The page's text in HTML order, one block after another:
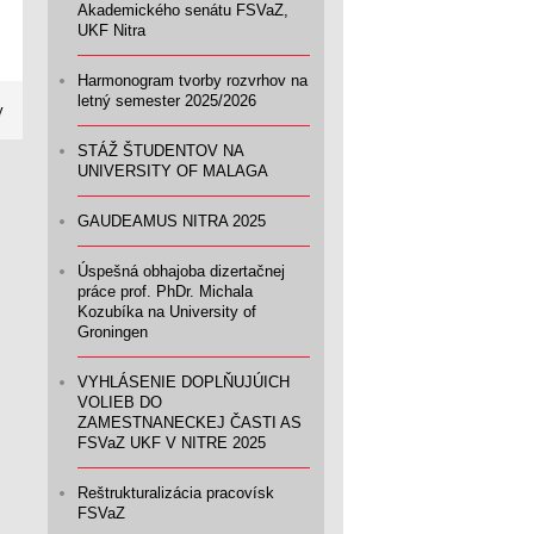
Akademického senátu FSVaZ,
UKF Nitra
Harmonogram tvorby rozvrhov na
letný semester 2025/2026
STÁŽ ŠTUDENTOV NA
UNIVERSITY OF MALAGA
GAUDEAMUS NITRA 2025
Úspešná obhajoba dizertačnej
práce prof. PhDr. Michala
Kozubíka na University of
Groningen
VYHLÁSENIE DOPLŇUJÚICH
VOLIEB DO
ZAMESTNANECKEJ ČASTI AS
FSVaZ UKF V NITRE 2025
Reštrukturalizácia pracovísk
FSVaZ